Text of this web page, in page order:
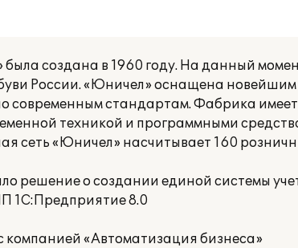
создана в 1960 году. На данный
России. «Юничел» оснащена новейшим
современным стандартам. Фабрика
техникой и программными
сеть «Юничел» насчитывает 160
решение о создании единой системы
1С:Предприятие 8.0
компанией «Автоматизация бизнеса»